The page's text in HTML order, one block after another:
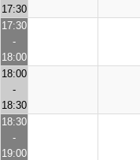
17:30
17:30
-
18:00
18:00
-
18:30
18:30
-
19:00